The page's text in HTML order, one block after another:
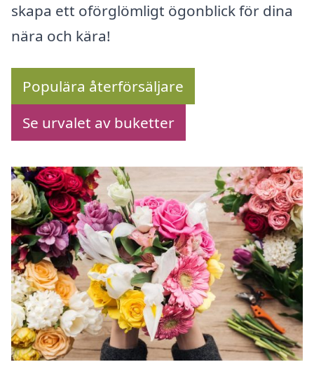
skapa ett oförglömligt ögonblick för dina
nära och kära!
Populära återförsäljare
Se urvalet av buketter